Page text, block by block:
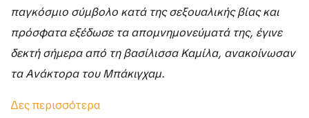
παγκόσμιο σύμβολο κατά της σεξουαλικής βίας και
πρόσφατα εξέδωσε τα απομνημονεύματά της, έγινε
δεκτή σήμερα από τη βασίλισσα Καμίλα, ανακοίνωσαν
τα Ανάκτορα του Μπάκιγχαμ.
Δες περισσότερα